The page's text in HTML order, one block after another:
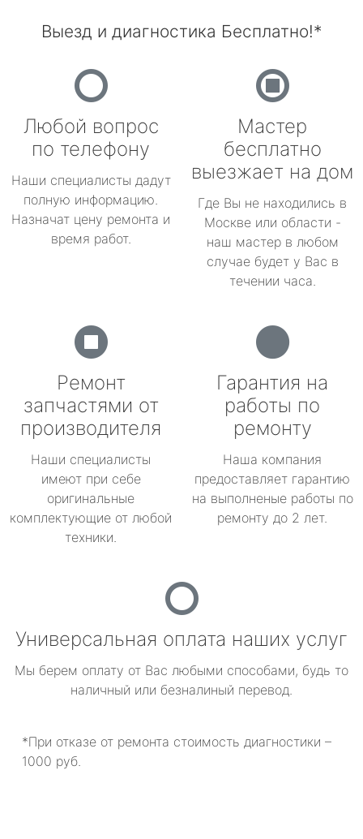
Выезд и диагностика Бесплатно!*
Любой вопрос
по телефону
Наши специалисты дадут
полную информацию.
Назначат цену ремонта и
время работ.
Мастер
бесплатно
выезжает на дом
Где Вы не находились в
Москве или области -
наш мастер в любом
случае будет у Вас в
течении часа.
Ремонт
запчастями от
производителя
Наши специалисты
имеют при себе
оригинальные
комплектующие от любой
техники.
Гарантия на
работы по
ремонту
Наша компания
предоставляет гарантию
на выполненые работы по
ремонту до 2 лет.
Универсальная оплата наших услуг
Мы берем оплату от Вас любыми способами, будь то
наличный или безналиный перевод.
*При отказе от ремонта стоимость диагностики –
1000 руб.